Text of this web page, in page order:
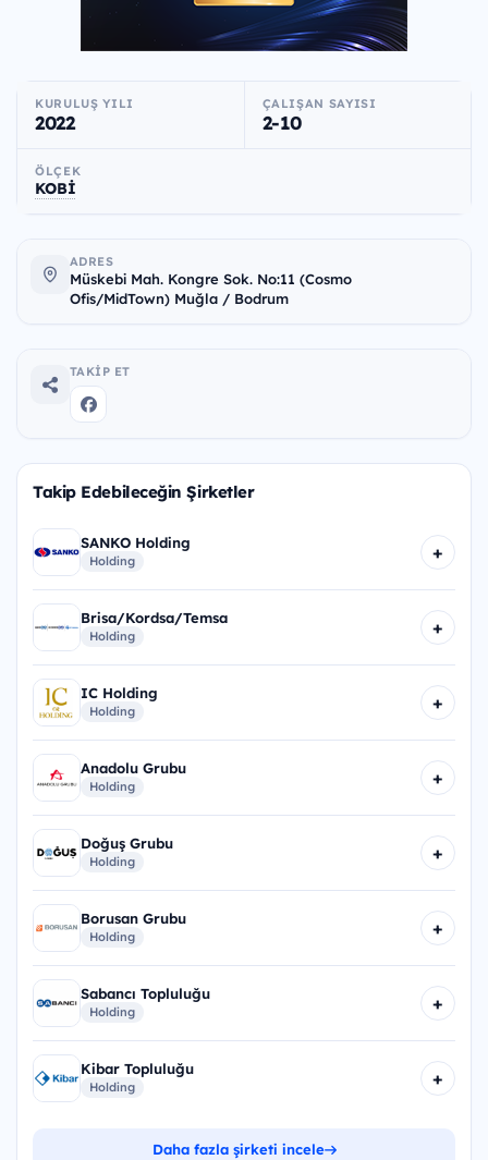
KURULUŞ YILI
2022
ÇALIŞAN SAYISI
2-10
ÖLÇEK
KOBİ
ADRES
Müskebi Mah. Kongre Sok. No:11 (Cosmo
Ofis/MidTown) Muğla / Bodrum
TAKIP ET
Takip Edebileceğin Şirketler
SANKO Holding
Holding +
Brisa/Kordsa/Temsa
Holding +
IC Holding
Holding +
Anadolu Grubu
Holding +
Doğuş Grubu
Holding +
Borusan Grubu
Holding +
Sabancı Topluluğu
Holding +
Kibar Topluluğu
Holding +
Daha fazla şirketi incele